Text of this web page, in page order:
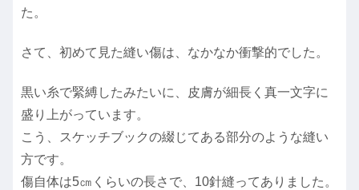
た。
さて、初めて見た縫い傷は、なかなか衝撃的でした。
黒い糸で緊縛したみたいに、皮膚が細長く真一文字に
盛り上がっています。
こう、スケッチブックの綴じてある部分のような縫い
方です。
傷自体は5㎝くらいの長さで、10針縫ってありました。